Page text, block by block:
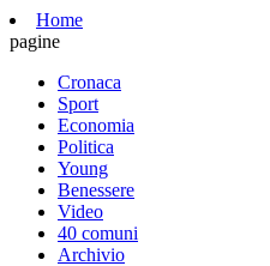
Home
pagine
Cronaca
Sport
Economia
Politica
Young
Benessere
Video
40 comuni
Archivio